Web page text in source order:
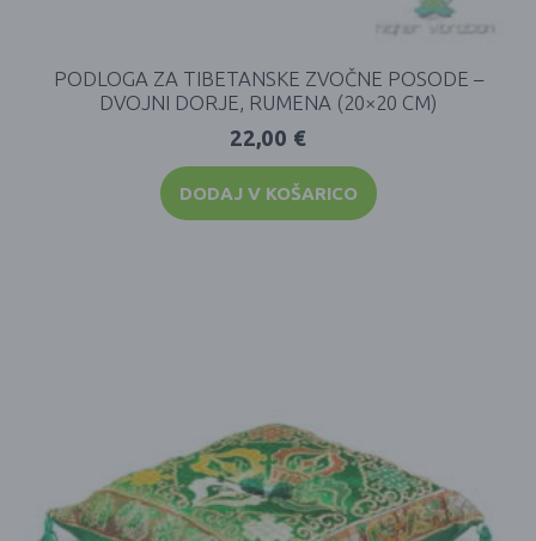
PODLOGA ZA TIBETANSKE ZVOČNE POSODE –
DVOJNI DORJE, RUMENA (20×20 CM)
22,00 €
DODAJ V KOŠARICO